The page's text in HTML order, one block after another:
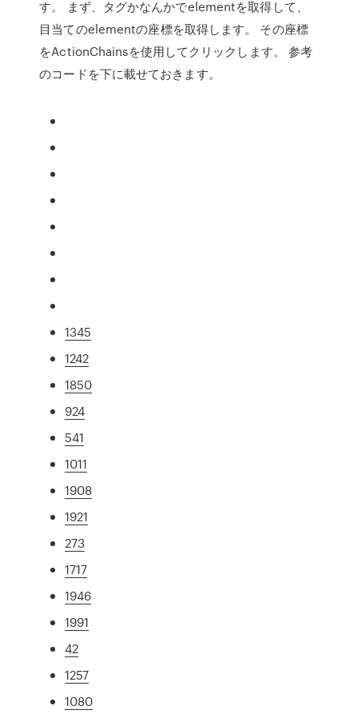
す。 まず、タグかなんかでelementを取得して、
目当てのelementの座標を取得します。 その座標
をActionChainsを使用してクリックします。 参考
のコードを下に載せておきます。
1345
1242
1850
924
541
1011
1908
1921
273
1717
1946
1991
42
1257
1080